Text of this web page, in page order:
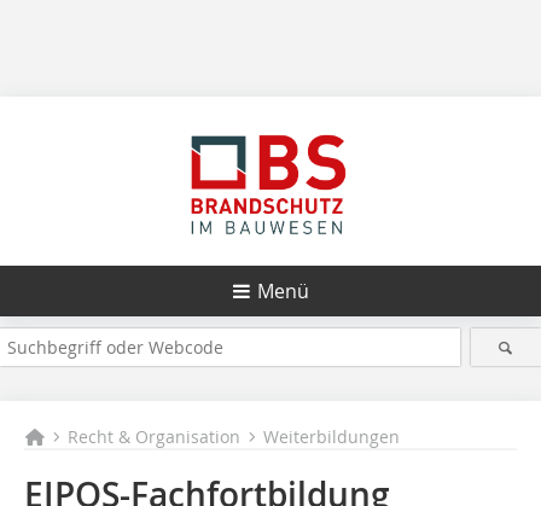
Menü
Recht & Organisation Weiterbildungen
EIPOS-Fachfortbildung